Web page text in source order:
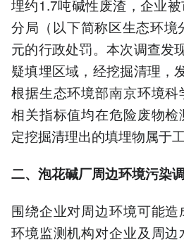
埋约1.7吨碱性废渣，企业
分局（以下简称区生态环
元的行政处罚。本次调查发
疑填埋区域，经挖掘清理，
根据生态环境部南京环境科
相关指标值均在危险废物
定挖掘清理出的填埋物属于
二、泡花碱厂周边环境污染
围绕企业对周边环境可能
环境监测机构对企业及周